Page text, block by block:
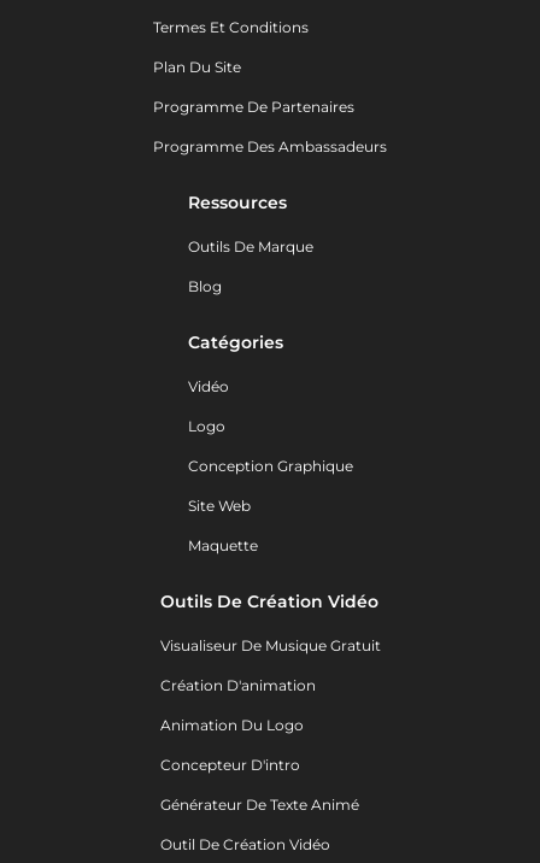
Termes Et Conditions
Plan Du Site
Programme De Partenaires
Programme Des Ambassadeurs
Ressources
Outils De Marque
Blog
Catégories
Vidéo
Logo
Conception Graphique
Site Web
Maquette
Outils De Création Vidéo
Visualiseur De Musique Gratuit
Création D'animation
Animation Du Logo
Concepteur D'intro
Générateur De Texte Animé
Outil De Création Vidéo